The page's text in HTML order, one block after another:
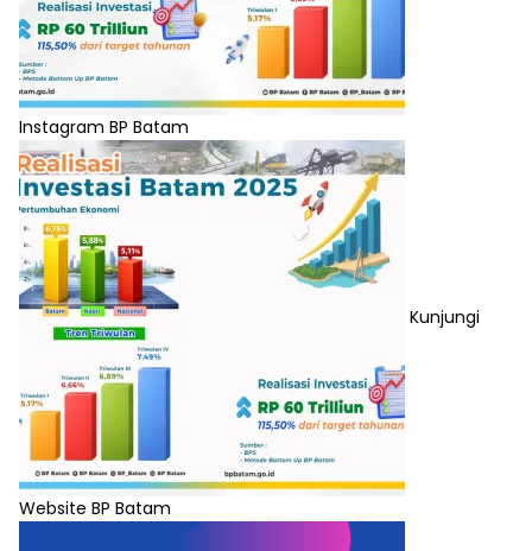
Instagram BP Batam
Kunjungi
Website BP Batam